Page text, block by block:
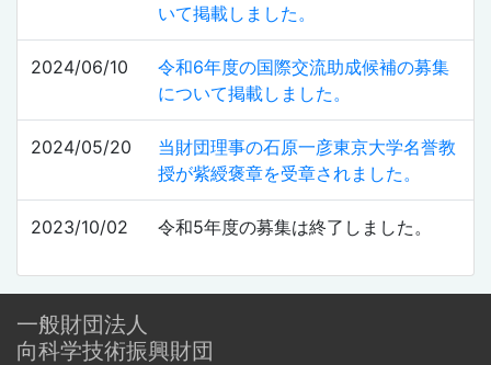
いて掲載しました。
2024/06/10
令和6年度の国際交流助成候補の募集
について掲載しました。
2024/05/20
当財団理事の石原一彦東京大学名誉教
授が紫綬褒章を受章されました。
2023/10/02 令和5年度の募集は終了しました。
一般財団法人
向科学技術振興財団